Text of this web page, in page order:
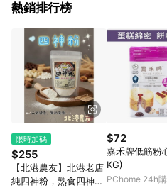
台灣樂天市場，並在同一瀏覽器於24
市場 45 天內完成訂單出貨及結帳，則不
使用APP、或中途瀏覽比價網、回饋
由網頁版(電腦版/手機版網頁)切換為
無法進行 LINE POINTS 回饋。 (5) LINE 購物為購物資訊整合性
平台，商品資料更新會有時間差，如
位、贈品與台灣樂天市場銷售網頁不
(6) 導購訂單已逾 365 天，根據台灣
點數回饋或點數回饋有爭議，台灣樂
追訴之權利，活動詳情以樂天市場網
熱銷排行榜
限時加碼
$255
【北港農友】北港老店
純四神粉，熟食四神
$72
嘉禾牌低筋粉
KG)
PChome 24h